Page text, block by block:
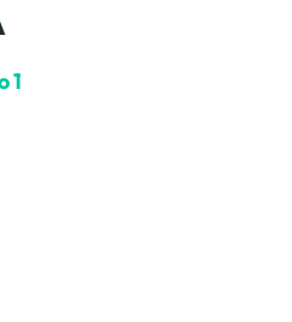
1, © Sardegna